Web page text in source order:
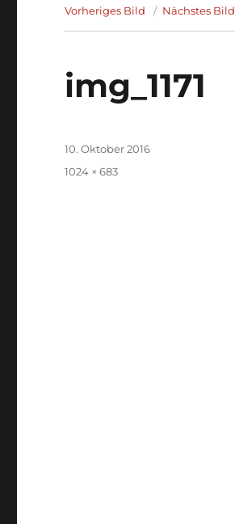
Vorheriges Bild Nächstes Bild
img_1171
Veröffentlicht
10. Oktober 2016
Volle
1024 × 683